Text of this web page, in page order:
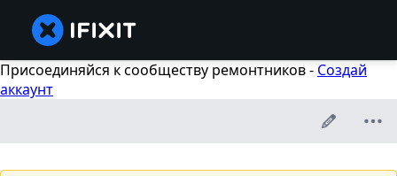
Присоединяйся к сообществу ремонтников - Создай
аккаунт